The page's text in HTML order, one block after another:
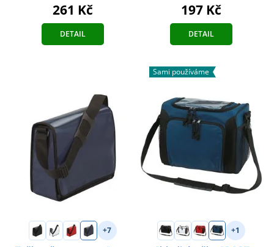
261 Kč
DETAIL
197 Kč
DETAIL
+7
Sami používáme
+1